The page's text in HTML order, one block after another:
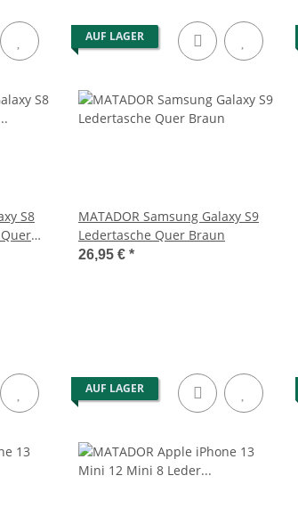
S8
AUF LAGER
MATADOR Samsung Galaxy S9
Ledertasche Quer Braun
26,95 € *
AUF LAGER